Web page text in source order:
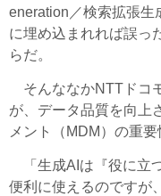
eneration／検索拡張生
に埋め込まれれば誤っ
らだ。
そんななかNTTドコ
が、データ品質を向上
メント（MDM）の重要
「生成AIは『役に立
便利に使えるのですが